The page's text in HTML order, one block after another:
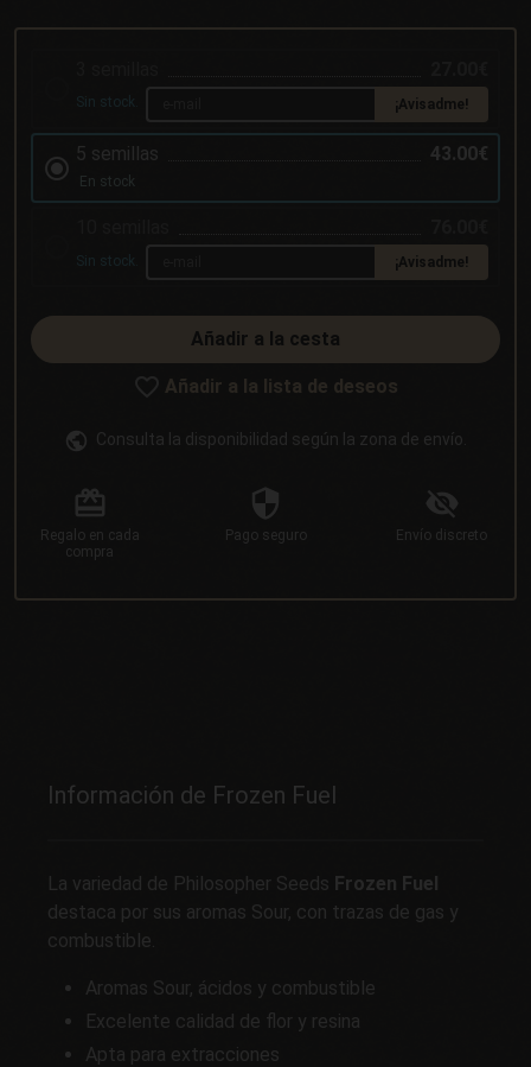
Sin stock. ¡Avisadme!
5 semillas 43.00€
En stock
Sin stock. ¡Avisadme!
Añadir a la cesta
Añadir a la lista de deseos
Consulta la disponibilidad según la zona de envío.
Regalo en cada
compra
Pago seguro Envío discreto
Información de Frozen Fuel
La variedad de Philosopher Seeds Frozen Fuel
destaca por sus aromas Sour, con trazas de gas y
combustible.
Aromas Sour, ácidos y combustible
Excelente calidad de flor y resina
Apta para extracciones